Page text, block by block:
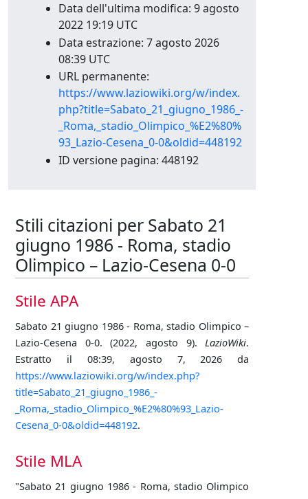
Data dell'ultima modifica: 9 agosto
2022 19:19 UTC
Data estrazione: 7 agosto 2026
08:39 UTC
URL permanente:
https://www.laziowiki.org/w/index.
php?title=Sabato_21_giugno_1986_-
_Roma,_stadio_Olimpico_%E2%80%
93_Lazio-Cesena_0-0&oldid=448192
ID versione pagina: 448192
Stili citazioni per Sabato 21
giugno 1986 - Roma, stadio
Olimpico – Lazio-Cesena 0-0
Stile APA
Sabato 21 giugno 1986 - Roma, stadio Olimpico –
Lazio-Cesena 0-0. (2022, agosto 9).LazioWiki.
Estratto il 08:39, agosto 7, 2026 da
https://www.laziowiki.org/w/index.php?
title=Sabato_21_giugno_1986_-
_Roma,_stadio_Olimpico_%E2%80%93_Lazio-
Cesena_0-0&oldid=448192.
Stile MLA
"Sabato 21 giugno 1986 - Roma, stadio Olimpico